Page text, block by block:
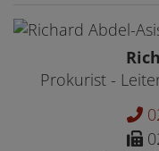
Prokurist -